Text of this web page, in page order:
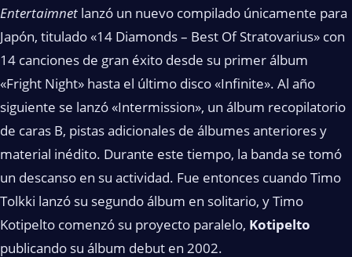
Entertaimnet lanzó un nuevo compilado únicamente para
Japón, titulado «14 Diamonds – Best Of Stratovarius» con
14 canciones de gran éxito desde su primer álbum
«Fright Night» hasta el último disco «Infinite». Al año
siguiente se lanzó «Intermission», un álbum recopilatorio
de caras B, pistas adicionales de álbumes anteriores y
material inédito. Durante este tiempo, la banda se tomó
un descanso en su actividad. Fue entonces cuando Timo
Tolkki lanzó su segundo álbum en solitario, y Timo
Kotipelto comenzó su proyecto paralelo, Kotipelto
publicando su álbum debut en 2002.